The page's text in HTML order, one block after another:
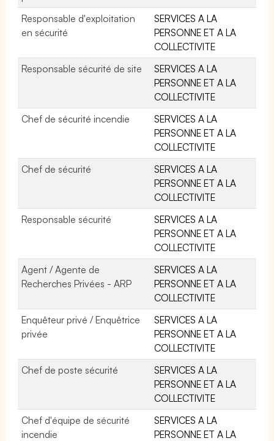
Responsable d'exploitation
en sécurité
SERVICES A LA
PERSONNE ET A LA
COLLECTIVITE
Responsable sécurité de site
SERVICES A LA
PERSONNE ET A LA
COLLECTIVITE
Chef de sécurité incendie
SERVICES A LA
PERSONNE ET A LA
COLLECTIVITE
Chef de sécurité
SERVICES A LA
PERSONNE ET A LA
COLLECTIVITE
Responsable sécurité
SERVICES A LA
PERSONNE ET A LA
COLLECTIVITE
Agent / Agente de
Recherches Privées - ARP
SERVICES A LA
PERSONNE ET A LA
COLLECTIVITE
Enquêteur privé / Enquêtrice
privée
SERVICES A LA
PERSONNE ET A LA
COLLECTIVITE
Chef de poste sécurité
SERVICES A LA
PERSONNE ET A LA
COLLECTIVITE
Chef d'équipe de sécurité
incendie
SERVICES A LA
PERSONNE ET A LA